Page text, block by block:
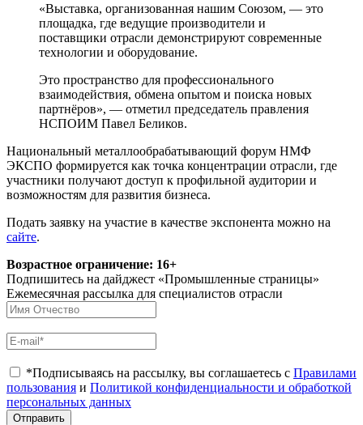
«Выставка, организованная нашим Союзом, — это
площадка, где ведущие производители и
поставщики отрасли демонстрируют современные
технологии и оборудование.
Это пространство для профессионального
взаимодействия, обмена опытом и поиска новых
партнёров», — отметил председатель правления
НСПОИМ Павел Беликов.
Национальный металлообрабатывающий форум НМФ
ЭКСПО формируется как точка концентрации отрасли, где
участники получают доступ к профильной аудитории и
возможностям для развития бизнеса.
Подать заявку на участие в качестве экспонента можно на
сайте.
Возрастное ограничение: 16+
Подпишитесь на дайджест «Промышленные страницы»
Ежемесячная рассылка для специалистов отрасли
*Подписываясь на рассылку, вы соглашаетесь с Правилами
пользования и Политикой конфиденциальности и обработкой
персональных данных
Отправить